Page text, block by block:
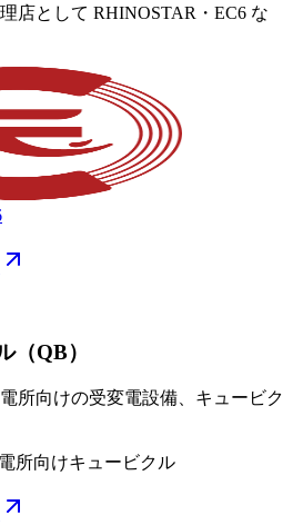
店として RHINOSTAR・EC6 な
（QB）
所向けの受変電設備、キュービク
所向けキュービクル